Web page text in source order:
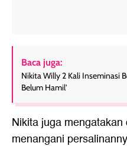
Baca juga:
Nikita Willy 2 Kali Inseminasi
Belum Hamil'
Nikita juga
menangani